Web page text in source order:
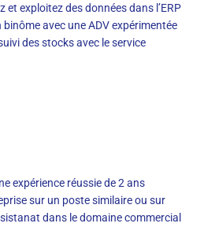
et exploitez des données dans l’ERP
avec une ADV expérimentée
des stocks avec le service
expérience réussie de 2 ans
sur un poste similaire ou sur
dans le domaine commercial